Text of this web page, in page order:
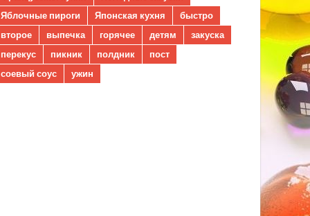
Яблочные пироги
Японская кухня
быстро
второе
выпечка горячее детям
закуска
перекус
пикник полдник
пост
соевый соус
ужин